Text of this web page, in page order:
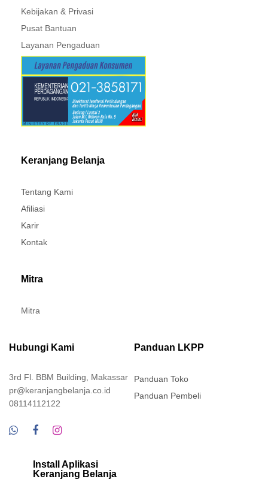
Kebijakan & Privasi
Pusat Bantuan
Layanan Pengaduan
Keranjang Belanja
Tentang Kami
Afiliasi
Karir
Kontak
Mitra
Mitra
Hubungi Kami
3rd Fl. BBM Building, Makassar
pr@keranjangbelanja.co.id
08114112122
Panduan LKPP
Panduan Toko
Panduan Pembeli
Install Aplikasi
Keranjang Belanja